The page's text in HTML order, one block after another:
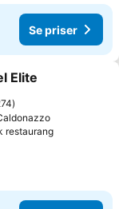
Se priser
Favoriter
Elite
restaurang